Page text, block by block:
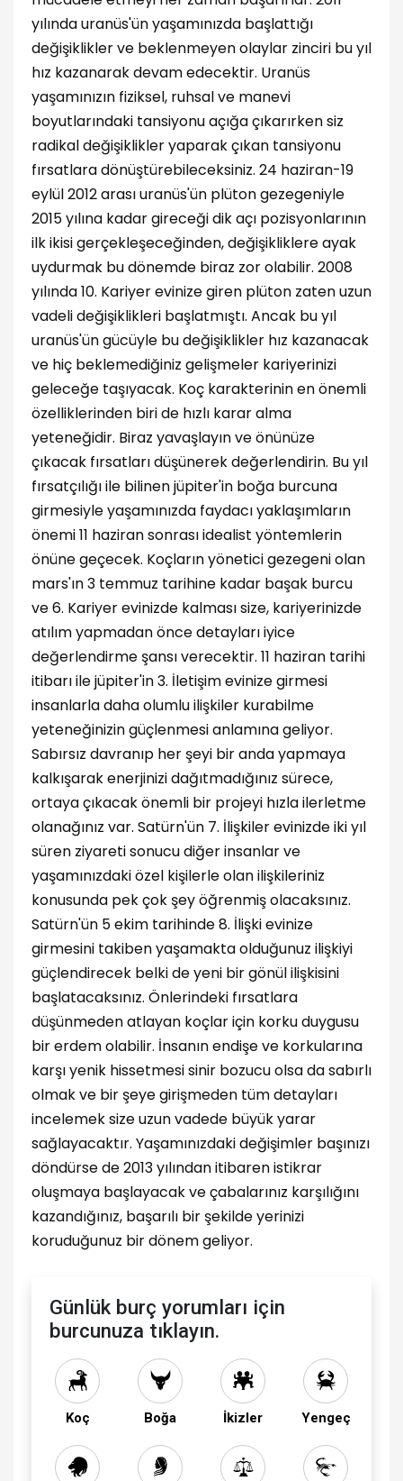
yılında uranüs'ün yaşamınızda başlattığı
değişiklikler ve beklenmeyen olaylar zinciri bu yıl
hız kazanarak devam edecektir. Uranüs
yaşamınızın fiziksel, ruhsal ve manevi
boyutlarındaki tansiyonu açığa çıkarırken siz
radikal değişiklikler yaparak çıkan tansiyonu
fırsatlara dönüştürebileceksiniz. 24 haziran-19
eylül 2012 arası uranüs'ün plüton gezegeniyle
2015 yılına kadar gireceği dik açı pozisyonlarının
ilk ikisi gerçekleşeceğinden, değişikliklere ayak
uydurmak bu dönemde biraz zor olabilir. 2008
yılında 10. Kariyer evinize giren plüton zaten uzun
vadeli değişiklikleri başlatmıştı. Ancak bu yıl
uranüs'ün gücüyle bu değişiklikler hız kazanacak
ve hiç beklemediğiniz gelişmeler kariyerinizi
geleceğe taşıyacak. Koç karakterinin en önemli
özelliklerinden biri de hızlı karar alma
yeteneğidir. Biraz yavaşlayın ve önünüze
çıkacak fırsatları düşünerek değerlendirin. Bu yıl
fırsatçılığı ile bilinen jüpiter'in boğa burcuna
girmesiyle yaşamınızda faydacı yaklaşımların
önemi 11 haziran sonrası idealist yöntemlerin
önüne geçecek. Koçların yönetici gezegeni olan
mars'ın 3 temmuz tarihine kadar başak burcu
ve 6. Kariyer evinizde kalması size, kariyerinizde
atılım yapmadan önce detayları iyice
değerlendirme şansı verecektir. 11 haziran tarihi
itibarı ile jüpiter'in 3. İletişim evinize girmesi
insanlarla daha olumlu ilişkiler kurabilme
yeteneğinizin güçlenmesi anlamına geliyor.
Sabırsız davranıp her şeyi bir anda yapmaya
kalkışarak enerjinizi dağıtmadığınız sürece,
ortaya çıkacak önemli bir projeyi hızla ilerletme
olanağınız var. Satürn'ün 7. İlişkiler evinizde iki yıl
süren ziyareti sonucu diğer insanlar ve
yaşamınızdaki özel kişilerle olan ilişkileriniz
konusunda pek çok şey öğrenmiş olacaksınız.
Satürn'ün 5 ekim tarihinde 8. İlişki evinize
girmesini takiben yaşamakta olduğunuz ilişkiyi
güçlendirecek belki de yeni bir gönül ilişkisini
başlatacaksınız. Önlerindeki fırsatlara
düşünmeden atlayan koçlar için korku duygusu
bir erdem olabilir. İnsanın endişe ve korkularına
karşı yenik hissetmesi sinir bozucu olsa da sabırlı
olmak ve bir şeye girişmeden tüm detayları
incelemek size uzun vadede büyük yarar
sağlayacaktır. Yaşamınızdaki değişimler başınızı
döndürse de 2013 yılından itibaren istikrar
oluşmaya başlayacak ve çabalarınız karşılığını
kazandığınız, başarılı bir şekilde yerinizi
koruduğunuz bir dönem geliyor.
Günlük burç yorumları için
burcunuza tıklayın.
Koç Boğa İkizler Yengeç